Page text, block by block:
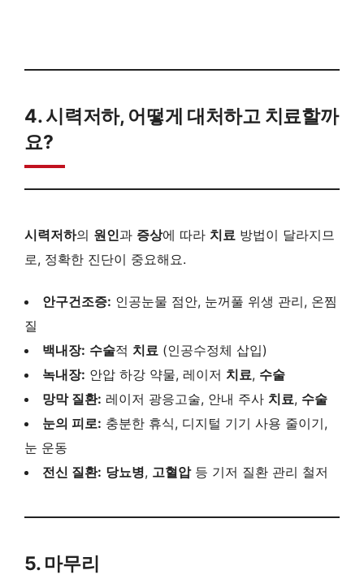
4. 시력저하, 어떻게 대처하고 치료할까
요?
시력저하의 원인과 증상에 따라 치료 방법이 달라지므
로, 정확한 진단이 중요해요.
안구건조증: 인공눈물 점안, 눈꺼풀 위생 관리, 온찜
질
백내장: 수술적 치료 (인공수정체 삽입)
녹내장: 안압 하강 약물, 레이저 치료, 수술
망막 질환: 레이저 광응고술, 안내 주사 치료, 수술
눈의 피로: 충분한 휴식, 디지털 기기 사용 줄이기,
눈 운동
전신 질환: 당뇨병, 고혈압등 기저 질환 관리 철저
5. 마무리